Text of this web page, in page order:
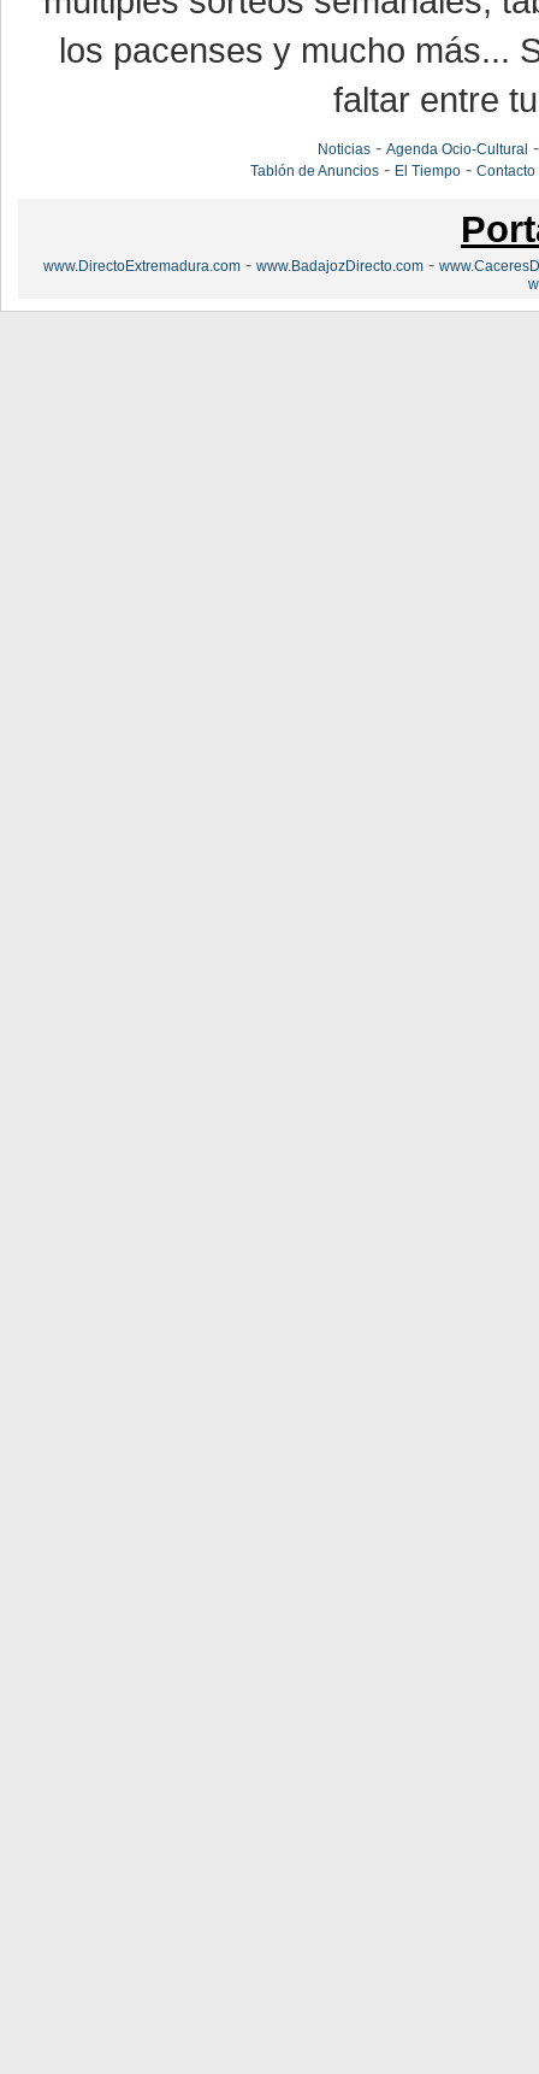
los pacenses y mucho más...
faltar entre
Noticias- Agenda Ocio-Cultural
Tablón de Anuncios- El Tiempo- Contacto
www.DirectoExtremadura.com - www.BadajozDirecto.com -